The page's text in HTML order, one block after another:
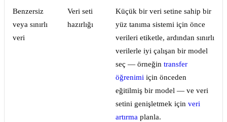
Benzersiz
veya sınırlı
veri
Veri seti
hazırlığı
Küçük bir veri setine sahip bir
yüz tanıma sistemi için önce
verileri etiketle, ardından sınırlı
verilerle iyi çalışan bir model
seç — örneğin transfer
öğrenimi için önceden
eğitilmiş bir model — ve veri
setini genişletmek için veri
artırma planla.